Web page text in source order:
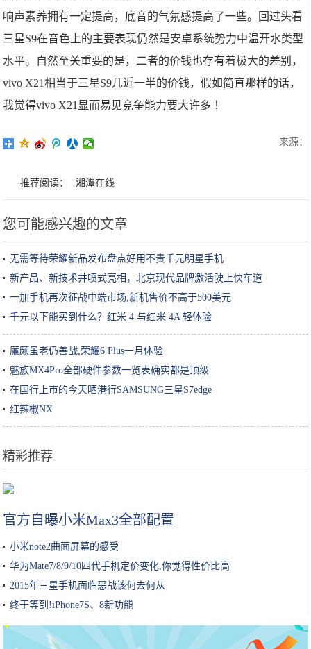
响声素养拥有一定提高，底音的气氛感提高了一些。回过头看
三星S9在音色上的主要表现仍然是安卓系统势力中温开水类型
水平。自然至关重要的是，二者的价钱也存有着极大的差别，
vivo X21相当于三星S9几近一半的价钱，假如简直那样的话，
我觉得vivo X21显而易见竞争能力要大许多 ！
来源：
推荐阅读： 湘潭在线
您可能感兴趣的文章
无需等待荣耀新品发布盘点好用不贵千元明星手机
新产品、新技术井喷式亮相，北京现代品牌激活驶上快车道
一加手机再次征战中端市场,新机售价不高于500美元
千元以下能买到什么？红米 4 与红米 4A 轻体验
廉颇虽老仍善战,荣耀6 Plus一月体验
魅族MX4Pro全部硬件参数一览表确实都是顶级
在国行上市的今天晒港行SAMSUNG三星S7edge
红辣椒NX
精彩推荐
官方自曝小米Max3全部配置
小米note2曲面屏幕的感受
华为Mate7/8/9/10四代手机定价变化,你觉得性价比高
2015年三星手机面临恶战该何去何从
终于等到!iPhone7S、8新功能